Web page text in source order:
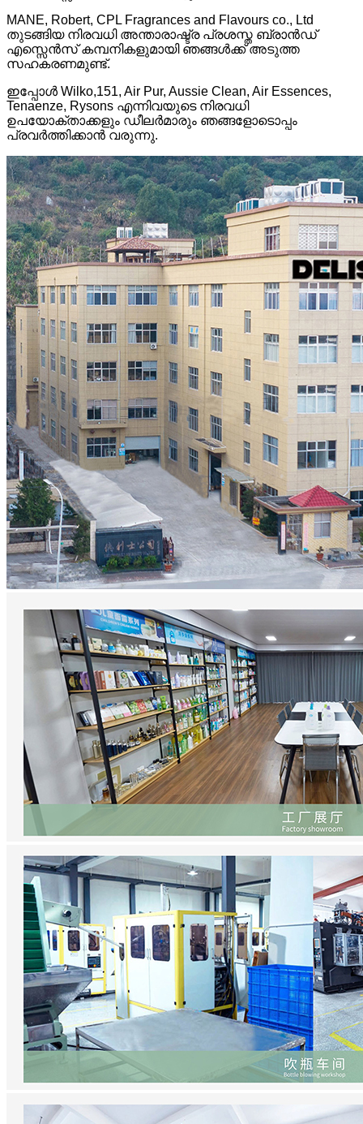
MANE, Robert, CPL Fragrances and Flavours co., Ltd
തുടങ്ങിയ നിരവധി അന്താരാഷ്ട്ര പ്രശസ്ത ബ്രാൻഡ്
എസ്സെൻസ് കമ്പനികളുമായി ഞങ്ങൾക്ക് അടുത്ത
സഹകരണമുണ്ട്.
ഇപ്പോൾ Wilko,151, Air Pur, Aussie Clean, Air Essences,
Tenaenze, Rysons എന്നിവയുടെ നിരവധി
ഉപയോക്താക്കളും ഡീലർമാരും ഞങ്ങളോടൊപ്പം
പ്രവർത്തിക്കാൻ വരുന്നു.